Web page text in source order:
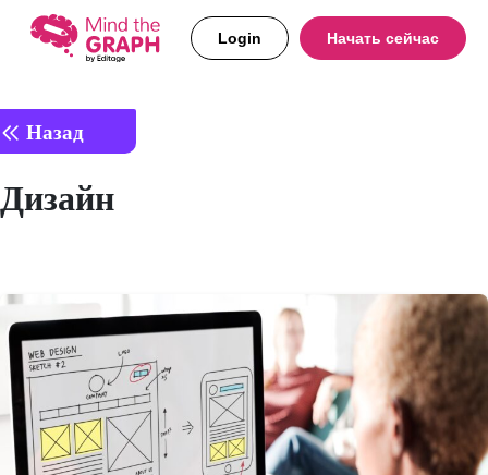
Login Начать сейчас
Назад
Дизайн